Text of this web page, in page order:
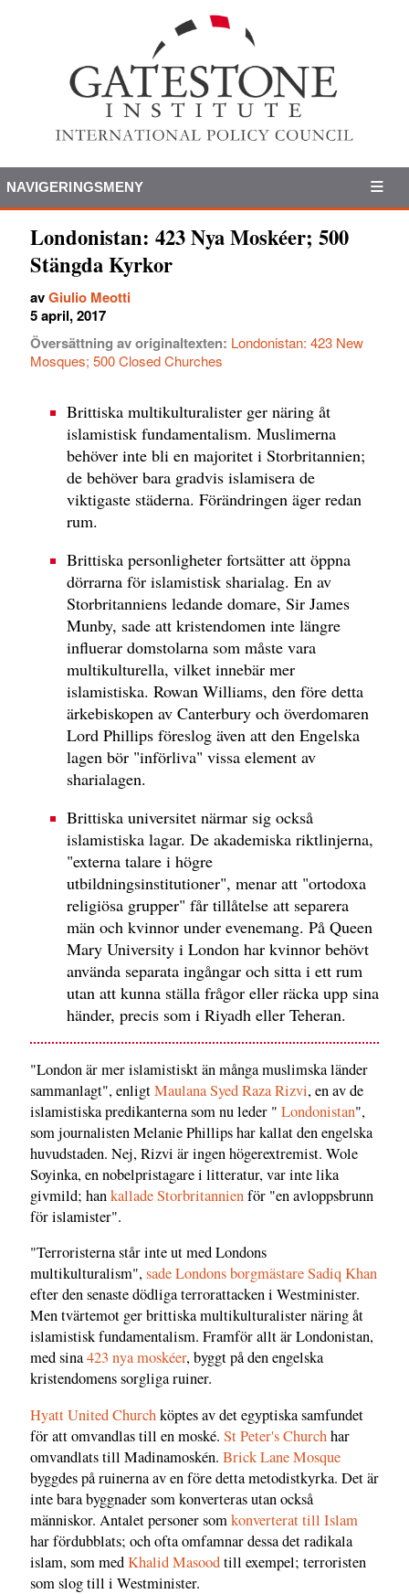
NAVIGERINGSMENY
Londonistan: 423 Nya Moskéer; 500
Stängda Kyrkor
avGiulio Meotti
5 april, 2017
Översättning av originaltexten: Londonistan: 423 New
Mosques; 500 Closed Churches
Brittiska multikulturalister ger näring åt
islamistisk fundamentalism. Muslimerna
behöver inte bli en majoritet i Storbritannien;
de behöver bara gradvis islamisera de
viktigaste städerna. Förändringen äger redan
rum.
Brittiska personligheter fortsätter att öppna
dörrarna för islamistisk sharialag. En av
Storbritanniens ledande domare, Sir James
Munby, sade att kristendomen inte längre
influerar domstolarna som måste vara
multikulturella, vilket innebär mer
islamistiska. Rowan Williams, den före detta
ärkebiskopen av Canterbury och överdomaren
Lord Phillips föreslog även att den Engelska
lagen bör "införliva" vissa element av
sharialagen.
Brittiska universitet närmar sig också
islamistiska lagar. De akademiska riktlinjerna,
"externa talare i högre
utbildningsinstitutioner", menar att "ortodoxa
religiösa grupper" får tillåtelse att separera
män och kvinnor under evenemang. På Queen
Mary University i London har kvinnor behövt
använda separata ingångar och sitta i ett rum
utan att kunna ställa frågor eller räcka upp sina
händer, precis som i Riyadh eller Teheran.
"London är mer islamistiskt än många muslimska länder
sammanlagt", enligtMaulana Syed Raza Rizvi, en av de
islamistiska predikanterna som nu leder " Londonistan",
som journalisten Melanie Phillips har kallat den engelska
huvudstaden. Nej, Rizvi är ingen högerextremist. Wole
Soyinka, en nobelpristagare i litteratur, var inte lika
givmild; hankallade Storbritannienför "en avloppsbrunn
för islamister".
"Terroristerna står inte ut med Londons
multikulturalism",sade Londons borgmästare Sadiq Khan
efter den senaste dödliga terrorattacken i Westminister.
Men tvärtemot ger brittiska multikulturalister näring åt
islamistisk fundamentalism. Framför allt är Londonistan,
med sina423 nya moskéer, byggt på den engelska
kristendomens sorgliga ruiner.
Hyatt United Churchköptes av det egyptiska samfundet
för att omvandlas till en moské. St Peter's Churchhar
omvandlats till Madinamoskén. Brick Lane Mosque
byggdes på ruinerna av en före detta metodistkyrka. Det är
inte bara byggnader som konverteras utan också
människor. Antalet personer somkonverterat till Islam
har fördubblats; och ofta omfamnar dessa det radikala
islam, som medKhalid Masoodtill exempel; terroristen
som slog till i Westminister.